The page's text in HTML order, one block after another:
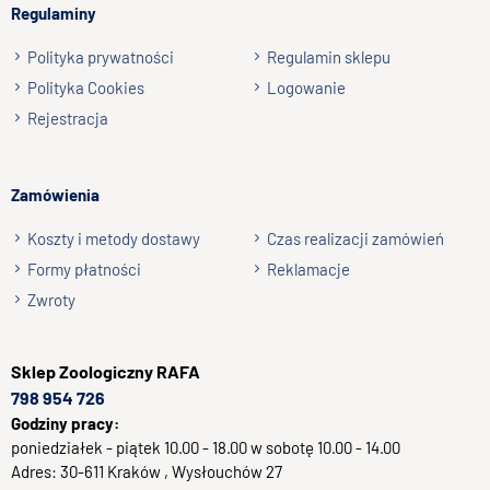
Wyślij opinię
Regulaminy
Polityka prywatności
Regulamin sklepu
Polityka Cookies
Logowanie
Rejestracja
Zamówienia
Koszty i metody dostawy
Czas realizacji zamówień
Formy płatności
Reklamacje
Zwroty
SklepZoologiczny RAFA
798 954 726
Godziny pracy:
poniedziałek - piątek 10.00 - 18.00 w sobotę 10.00 - 14.00
Adres: 30-611 Kraków , Wysłouchów 27